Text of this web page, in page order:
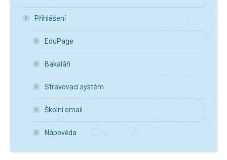
Přihlášení
EduPage
Bakaláři
Stravovací systém
Školní email
Nápověda